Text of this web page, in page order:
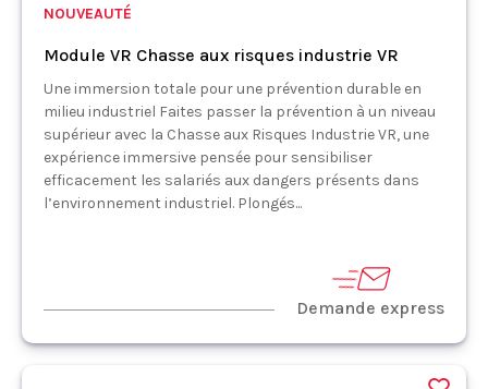
NOUVEAUTÉ
Module VR Chasse aux risques industrie VR
Une immersion totale pour une prévention durable en
milieu industriel Faites passer la prévention à un niveau
supérieur avec la Chasse aux Risques Industrie VR, une
expérience immersive pensée pour sensibiliser
efficacement les salariés aux dangers présents dans
l’environnement industriel. Plongés...
Demande express